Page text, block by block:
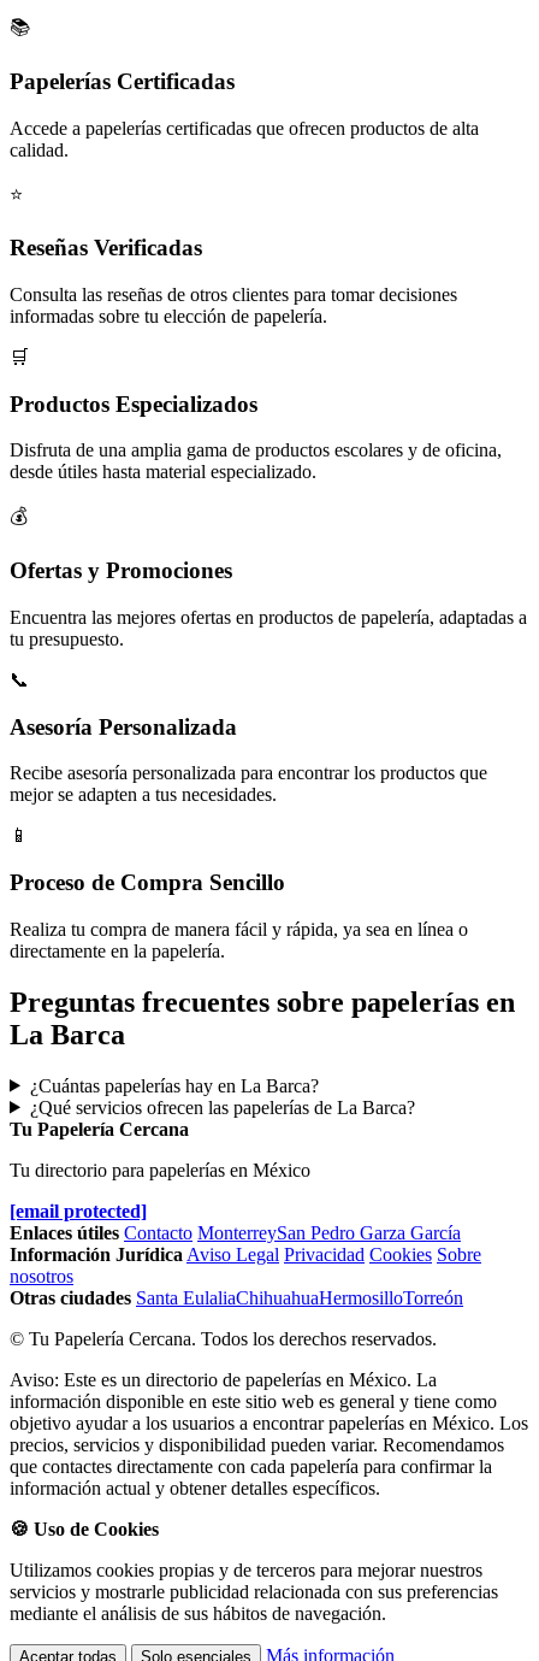
📚
Papelerías Certificadas
Accede a papelerías certificadas que ofrecen productos de alta
calidad.
⭐
Reseñas Verificadas
Consulta las reseñas de otros clientes para tomar decisiones
informadas sobre tu elección de papelería.
🛒
Productos Especializados
Disfruta de una amplia gama de productos escolares y de oficina,
desde útiles hasta material especializado.
💰
Ofertas y Promociones
Encuentra las mejores ofertas en productos de papelería, adaptadas a
tu presupuesto.
📞
Asesoría Personalizada
Recibe asesoría personalizada para encontrar los productos que
mejor se adapten a tus necesidades.
📱
Proceso de Compra Sencillo
Realiza tu compra de manera fácil y rápida, ya sea en línea o
directamente en la papelería.
Preguntas frecuentes sobre papelerías en
La Barca
¿Cuántas papelerías hay en La Barca?
¿Qué servicios ofrecen las papelerías de La Barca?
Tu Papelería Cercana
Tu directorio para papelerías en México
[email protected]
Enlaces útiles Contacto MonterreySan Pedro Garza García
Información Jurídica Aviso Legal Privacidad Cookies Sobre
nosotros
Otras ciudades Santa EulaliaChihuahuaHermosilloTorreón
© Tu Papelería Cercana. Todos los derechos reservados.
Aviso: Este es un directorio de papelerías en México. La
información disponible en este sitio web es general y tiene como
objetivo ayudar a los usuarios a encontrar papelerías en México. Los
precios, servicios y disponibilidad pueden variar. Recomendamos
que contactes directamente con cada papelería para confirmar la
información actual y obtener detalles específicos.
🍪 Uso de Cookies
Utilizamos cookies propias y de terceros para mejorar nuestros
servicios y mostrarle publicidad relacionada con sus preferencias
mediante el análisis de sus hábitos de navegación.
Aceptar todas Solo esenciales Más información